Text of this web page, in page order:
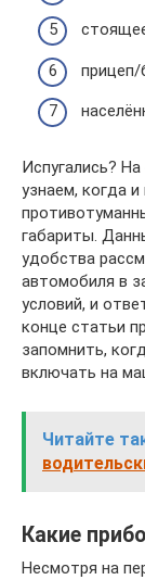
прицеп/
Испугались?
узнаем, когда
габариты.
удобства
автомобиля в
условий, и
конце статьи
запомнить,
включать на
Читайте
Какие
Несмотря на